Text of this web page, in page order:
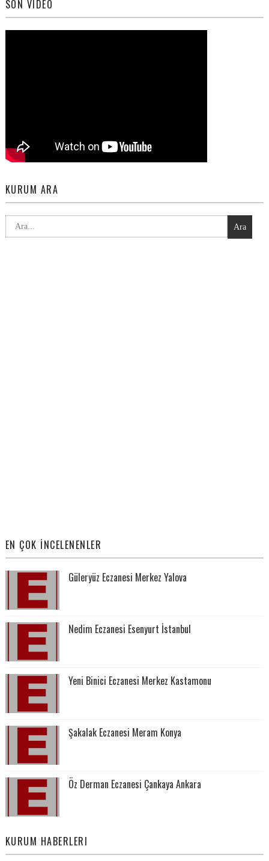
SON VIDEO
KURUM ARA
Ara
EN ÇOK İNCELENENLER
Güleryüz Eczanesi Merkez Yalova
Nedim Eczanesi Esenyurt İstanbul
Yeni Binici Eczanesi Merkez Kastamonu
Şakalak Eczanesi Meram Konya
Öz Derman Eczanesi Çankaya Ankara
KURUM HABERLERI